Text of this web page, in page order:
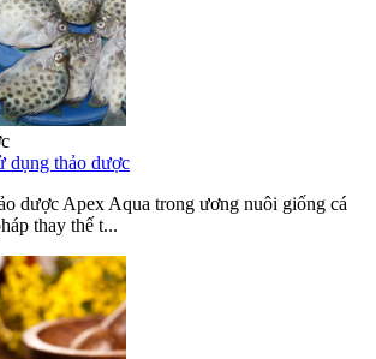
dụng thảo dược
dược Apex Aqua trong ương nuôi giống cá
thay thế t...